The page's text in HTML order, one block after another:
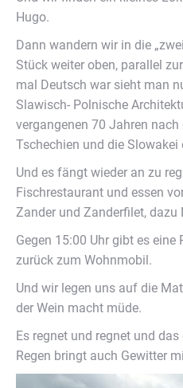
Hugo.
Dann wandern wir in die
Stück weiter oben, parallel
mal Deutsch war sieht man
Slawisch- Polnische
vergangenen 70 Jahren
Tschechien und die Slowakei
Und es fängt wieder an zu
Fischrestaurant und essen
Zander und Zanderfilet, dazu
Gegen 15:00 Uhr gibt es eine
zurück zum Wohnmobil.
Und wir legen uns auf die
der Wein macht müde.
Es regnet und regnet und
Regen bringt auch Gewitter